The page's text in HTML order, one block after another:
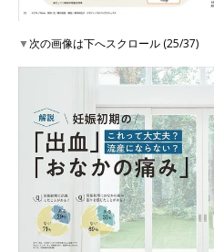
▼次の画像は下へスクロール (25/37)